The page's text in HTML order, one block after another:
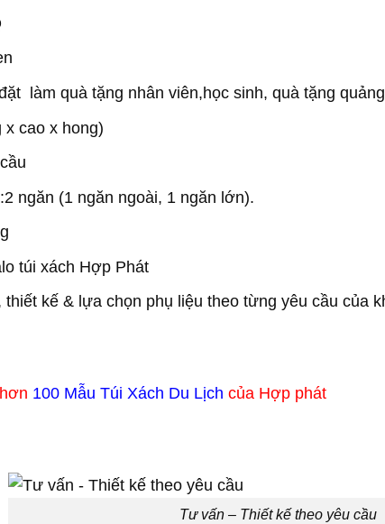
làm quà tặng nhân viên,học sinh, quà tặng
x cao x hong)
ngăn (1 ngăn ngoài, 1 ngăn lớn).
túi xách Hợp Phát
kế & lựa chọn phụ liệu theo từng yêu cầu của
100 Mẫu Túi Xách Du Lịch của Hợp phát
Tư vấn – Thiết kế theo yêu cầu